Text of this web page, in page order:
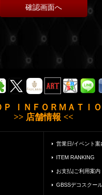
Ｐ ＩＮＦＯＲＭＡＴＩＯ
>> 店舗情報 <<
営業日/イベント案
ITEM RANKING
お支払|ご利用案内
GBSSデコスクー